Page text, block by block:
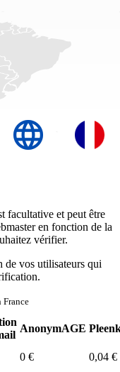
facultative et peut être
en fonction de la
vérifier.
de vos utilisateurs qui
France
AnonymAGE
0 € 0,04 €